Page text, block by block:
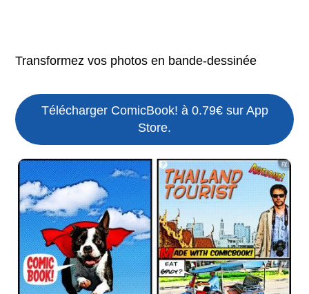
Transformez vos photos en bande-dessinée
Télécharger ComicBook! à 0.79€ sur App
Store.